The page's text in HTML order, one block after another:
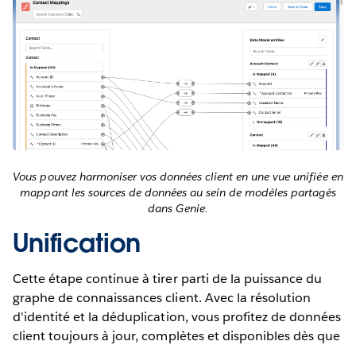
Vous pouvez harmoniser vos données client en une vue unifiée en
mappant les sources de données au sein de modèles partagés
dans Genie.
Unification
Cette étape continue à tirer parti de la puissance du
graphe de connaissances client. Avec la résolution
d'identité et la déduplication, vous profitez de données
client toujours à jour, complètes et disponibles dès que